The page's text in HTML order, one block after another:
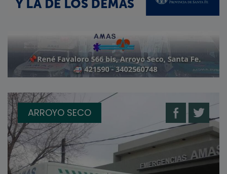
ARROYO SECO